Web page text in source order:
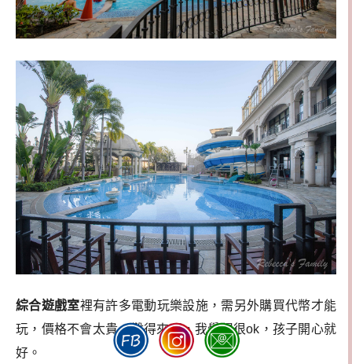
綜合遊戲室裡有許多電動玩樂設施，需另外購買代幣才能
玩，價格不會太貴，難得來玩，我覺得很ok，孩子開心就
好。